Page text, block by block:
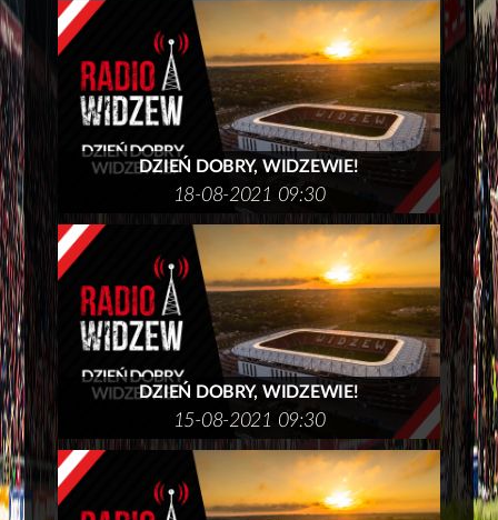
DZIEŃ DOBRY, WIDZEWIE!
18-08-2021 09:30
DZIEŃ DOBRY, WIDZEWIE!
15-08-2021 09:30